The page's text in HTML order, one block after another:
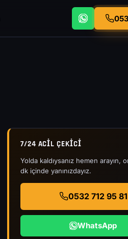
7/24 ACIL ÇEKICI
Yolda kaldıysanız hemen arayın,
dk içinde yanınızdayız.
0532 712 95 81
WhatsApp